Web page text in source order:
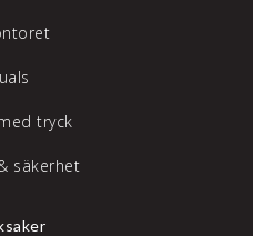
tryck
säkerhet